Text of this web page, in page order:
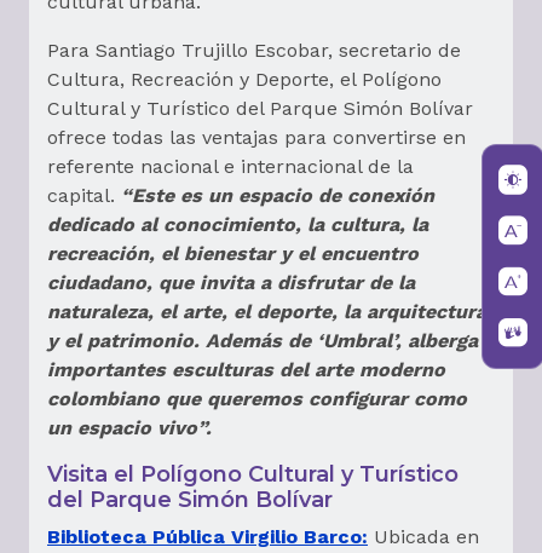
Para Santiago Trujillo Escobar, secretario de
Cultura, Recreación y Deporte, el Polígono
Cultural y Turístico del Parque Simón Bolívar
ofrece todas las ventajas para convertirse en
referente nacional e internacional de la
capital. “Este es un espacio de conexión
dedicado al conocimiento, la cultura, la
recreación, el bienestar y el encuentro
ciudadano, que invita a disfrutar de la
naturaleza, el arte, el deporte, la arquitectura
y el patrimonio. Además de ‘Umbral’, alberga
importantes esculturas del arte moderno
colombiano que queremos configurar como
un espacio vivo”.
Visita el Polígono Cultural y Turístico
del Parque Simón Bolívar
Biblioteca Pública Virgilio Barco: Ubicada en